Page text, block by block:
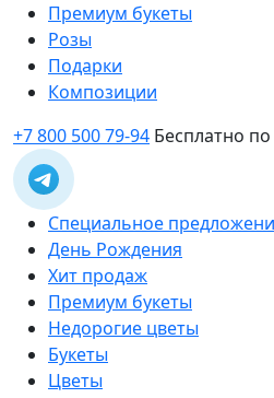
Премиум букеты
Розы
Подарки
Композиции
+7 800 500 79-94 Бесплатно
Специальное
День Рождения
Хит продаж
Премиум букеты
Недорогие цветы
Букеты
Цветы